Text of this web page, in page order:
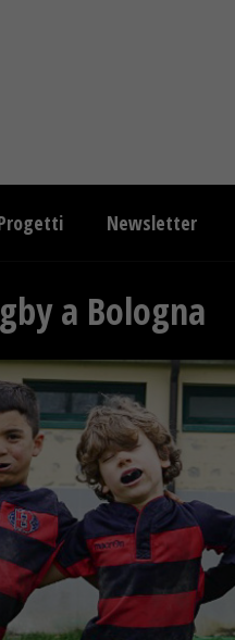
Newsletter
a Bologna